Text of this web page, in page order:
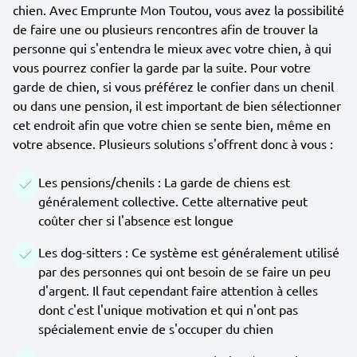
chien. Avec Emprunte Mon Toutou, vous avez la possibilité
de faire une ou plusieurs rencontres afin de trouver la
personne qui s'entendra le mieux avec votre chien, à qui
vous pourrez confier la garde par la suite. Pour votre
garde de chien, si vous préférez le confier dans un chenil
ou dans une pension, il est important de bien sélectionner
cet endroit afin que votre chien se sente bien, même en
votre absence. Plusieurs solutions s'offrent donc à vous :
Les pensions/chenils : La garde de chiens est
généralement collective. Cette alternative peut
coûter cher si l'absence est longue
Les dog-sitters : Ce système est généralement utilisé
par des personnes qui ont besoin de se faire un peu
d'argent. Il faut cependant faire attention à celles
dont c'est l'unique motivation et qui n'ont pas
spécialement envie de s'occuper du chien